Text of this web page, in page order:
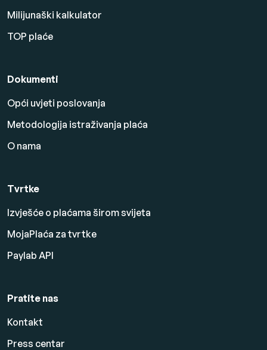
Milijunaški kalkulator
TOP plaće
Dokumenti
Opći uvjeti poslovanja
Metodologija istraživanja plaća
O nama
Tvrtke
Izvješće o plaćama širom svijeta
MojaPlaća za tvrtke
Paylab API
Pratite nas
Kontakt
Press centar